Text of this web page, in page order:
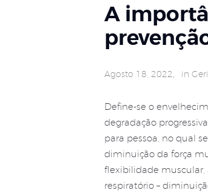
A
Agosto 18, 2022 in
Define-se o
degradação
para pessoa, no qual
diminuição da força
flexibilidade muscular,
respiratório –